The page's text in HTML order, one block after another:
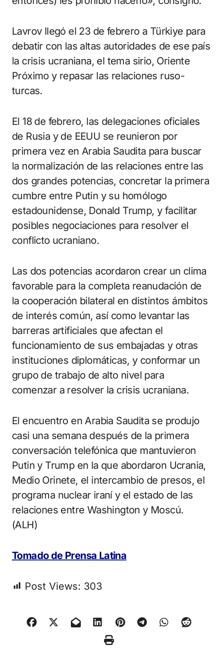
Lavrov llegó el 23 de febrero a Türkiye para
debatir con las altas autoridades de ese país
la crisis ucraniana, el tema sirio, Oriente
Próximo y repasar las relaciones ruso-
turcas.
El 18 de febrero, las delegaciones oficiales
de Rusia y de EEUU se reunieron por
primera vez en Arabia Saudita para buscar
la normalización de las relaciones entre las
dos grandes potencias, concretar la primera
cumbre entre Putin y su homólogo
estadounidense, Donald Trump, y facilitar
posibles negociaciones para resolver el
conflicto ucraniano.
Las dos potencias acordaron crear un clima
favorable para la completa reanudación de
la cooperación bilateral en distintos ámbitos
de interés común, así como levantar las
barreras artificiales que afectan el
funcionamiento de sus embajadas y otras
instituciones diplomáticas, y conformar un
grupo de trabajo de alto nivel para
comenzar a resolver la crisis ucraniana.
El encuentro en Arabia Saudita se produjo
casi una semana después de la primera
conversación telefónica que mantuvieron
Putin y Trump en la que abordaron Ucrania,
Medio Orinete, el intercambio de presos, el
programa nuclear iraní y el estado de las
relaciones entre Washington y Moscú.
(ALH)
Tomado de Prensa Latina
Post Views: 303